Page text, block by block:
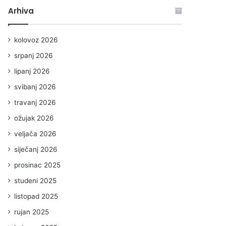
Arhiva
kolovoz 2026
srpanj 2026
lipanj 2026
svibanj 2026
travanj 2026
ožujak 2026
veljača 2026
siječanj 2026
prosinac 2025
studeni 2025
listopad 2025
rujan 2025